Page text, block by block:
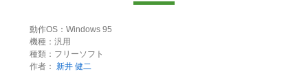
動作OS：Windows 95
機種：汎用
種類：フリーソフト
作者： 新井 健二